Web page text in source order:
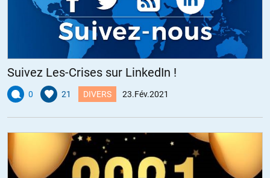
Suivez Les-Crises sur LinkedIn !
0 21 DIVERS 23.Fév.2021